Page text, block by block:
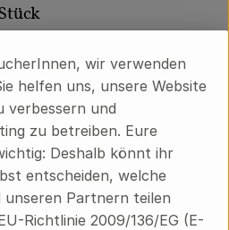
wir verwenden
helfen uns, unsere Website
verbessern und
zu betreiben. Eure
Deshalb könnt ihr
entscheiden, welche
Partnern teilen
Richtlinie 2009/136/EG (E-